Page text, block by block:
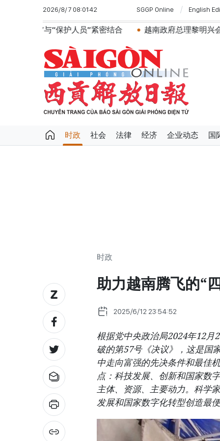
2026/8/7 08:01:42 SGGP Online English
员”紧密结合 越南政府总理黎明兴会见马来西亚国防部
时政 社会 法律 经济 企业动态 国
时政
助力越南腾飞的“
2025/6/12 23:54:52
根据党中央政治局2024年12月
破的第57号《决议》，这是国
中走向富强的先决条件和最佳
点：科技发展、创新和国家数
主体、资源、主要动力。科学
发展和国家数字化转型创造最